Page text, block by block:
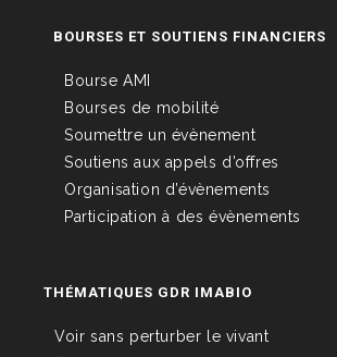
BOURSES ET SOUTIENS FINANCIERS
Bourse AMI
Bourses de mobilité
Soumettre un évènement
Soutiens aux appels d’offres
Organisation d’évènements
Participation à des évènements
THÉMATIQUES GDR IMABIO
Voir sans perturber le vivant